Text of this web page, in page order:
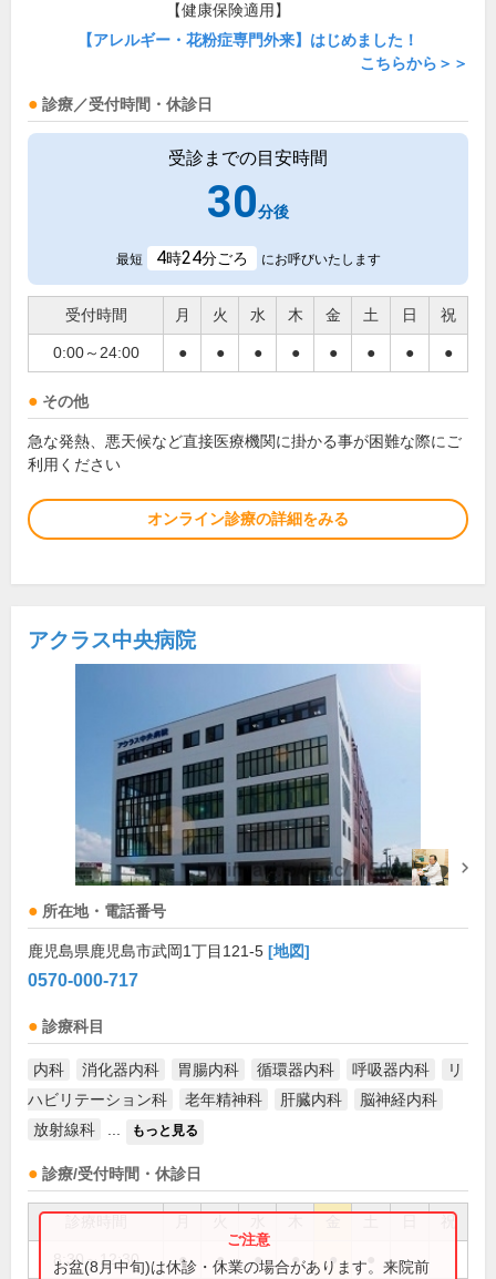
【健康保険適用】
【アレルギー・花粉症専門外来】はじめました！
こちらから＞＞
診療／受付時間・休診日
受診までの目安時間
30分後
最短 4時24分ごろ にお呼びいたします
受付時間 月 火 水 木 金 土 日 祝
0:00～24:00 ● ● ● ● ● ● ● ●
その他
急な発熱、悪天候など直接医療機関に掛かる事が困難な際にご
利用ください
オンライン診療の詳細をみる
アクラス中央病院
所在地・電話番号
鹿児島県鹿児島市武岡1丁目121-5 [地図]
0570-000-717
診療科目
内科 消化器内科 胃腸内科 循環器内科 呼吸器内科
リ
ハビリテーション科
老年精神科 肝臓内科
脳神経内科
放射線科
もっと見る
診療/受付時間・休診日
祝
8:30～12:30 ● ● ● ● ●
お盆(8月中旬)は休診・休業の場合があります。来院前